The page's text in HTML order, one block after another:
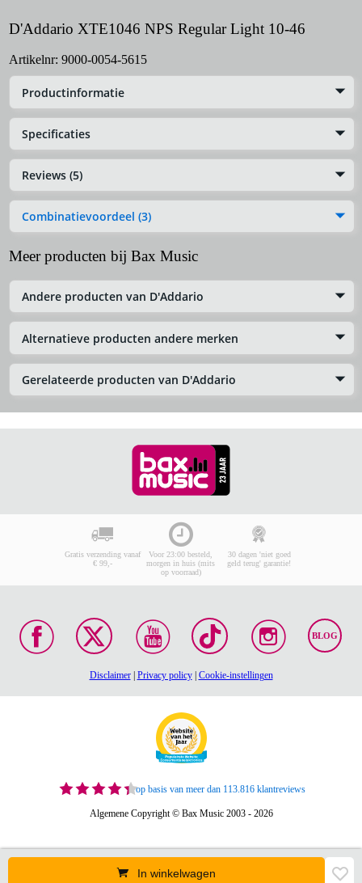
D'Addario XTE1046 NPS Regular Light 10-46
Artikelnr: 9000-0054-5615
Productinformatie
Specificaties
Reviews (5)
Combinatievoordeel (3)
Meer producten bij Bax Music
Andere producten van D'Addario
Alternatieve producten andere merken
Gerelateerde producten van D'Addario
In winkelwagen
Gratis verzending vanaf
€ 99,-
Voor 23:00 besteld,
morgen in huis (mits
op voorraad)
30 dagen 'niet goed
geld terug' garantie!
BLOG
Disclaimer| Privacy policy| Cookie-instellingen
op basis van meer dan 113.816 klantreviews
Algemene Copyright © Bax Music 2003 - 2026